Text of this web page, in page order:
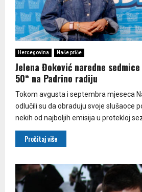
Hercegovina Naše priče
Jelena Đoković naredne
50“ na Padrino radiju
Tokom avgusta i septembra mjeseca
odlučili su da obraduju svoje slušaoce
nekih od najboljih emisija u protekloj
Pročitaj više